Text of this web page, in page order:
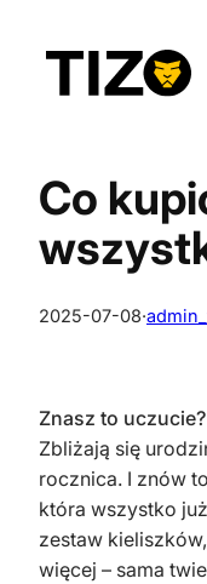
Co
2025-07-08·
Znasz to uczucie?
Zbliżają się
rocznica. I znów
która wszystko
zestaw
więcej – sama